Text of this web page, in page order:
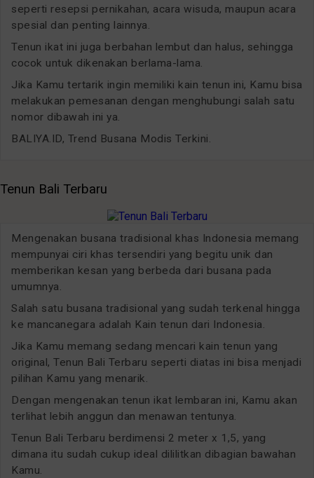
seperti resepsi pernikahan, acara wisuda, maupun acara
spesial dan penting lainnya.
Tenun ikat ini juga berbahan lembut dan halus, sehingga
cocok untuk dikenakan berlama-lama.
Jika Kamu tertarik ingin memiliki kain tenun ini, Kamu bisa
melakukan pemesanan dengan menghubungi salah satu
nomor dibawah ini ya.
BALIYA.ID, Trend Busana Modis Terkini.
Tenun Bali Terbaru
Mengenakan busana tradisional khas Indonesia memang
mempunyai ciri khas tersendiri yang begitu unik dan
memberikan kesan yang berbeda dari busana pada
umumnya.
Salah satu busana tradisional yang sudah terkenal hingga
ke mancanegara adalah Kain tenun dari Indonesia.
Jika Kamu memang sedang mencari kain tenun yang
original, Tenun Bali Terbaru seperti diatas ini bisa menjadi
pilihan Kamu yang menarik.
Dengan mengenakan tenun ikat lembaran ini, Kamu akan
terlihat lebih anggun dan menawan tentunya.
Tenun Bali Terbaru berdimensi 2 meter x 1,5, yang
dimana itu sudah cukup ideal dililitkan dibagian bawahan
Kamu.